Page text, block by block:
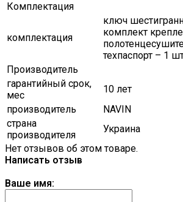
Комплектация
комплектация
ключ
комплект
техпаспорт – 1
Производитель
гарантийный срок,
мес
10 лет
производитель
NAVIN
страна
производителя
Украина
Нет отзывов об этом товаре.
Написать отзыв
Ваше имя: